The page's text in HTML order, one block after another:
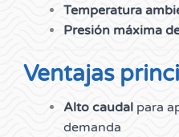
Temperatura
Presión máxima
Ventajas
Alto caudal para
demanda